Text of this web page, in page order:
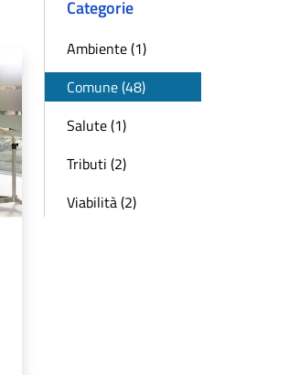
Categorie
Ambiente (1)
Comune (48)
Salute (1)
Tributi (2)
Viabilità (2)